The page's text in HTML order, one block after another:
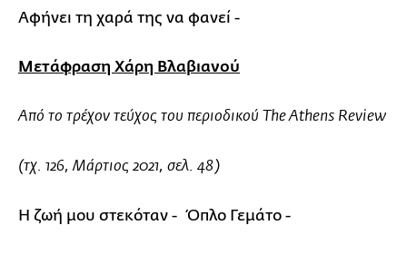
Αφήνει τη χαρά της να φανεί -
Μετάφραση Χάρη Βλαβιανού
Aπό το τρέχον τεύχος του περιοδικού The Athens Review
(τχ. 126, Μάρτιος 2021, σελ. 48)
Η ζωή μου στεκόταν - Όπλο Γεμάτο -